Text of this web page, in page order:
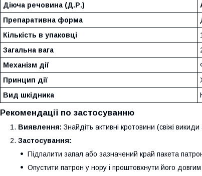
Діюча речовина (Д.Р.)
Препаративна форма
Кількість в упаковці
Загальна вага
Механізм дії
Принцип дії
Вид шкідника
Рекомендації по застосуванню
Виявлення: Знайдіть активні кротовини (свіжі
Застосування:
Підпалити запал або зазначений край пакета
Опустити патрон у нору і проштовхнути його